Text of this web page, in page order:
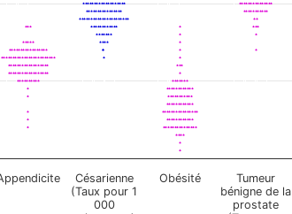
Césarienne
(Taux pour 1
000
Obésité
Tumeur
bénigne de la
prostate